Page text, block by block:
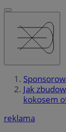
Jak
kokosem
reklama